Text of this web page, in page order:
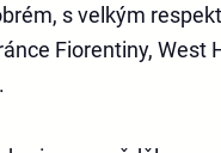
s velkým
Fiorentiny, West